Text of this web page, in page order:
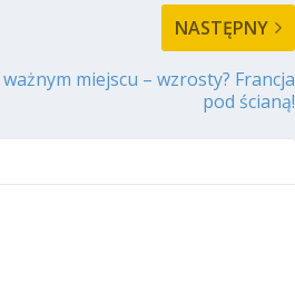
NASTĘPNY
miejscu – wzrosty? Francja
pod ścianą!